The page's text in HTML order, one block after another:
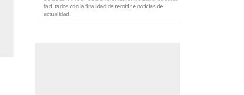
facilitados con la finalidad de remitirle noticias de
actualidad.